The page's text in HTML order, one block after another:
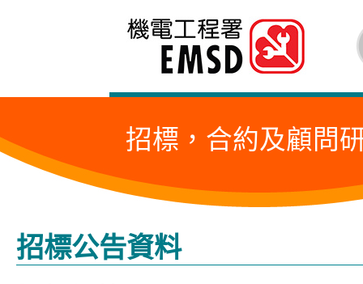
內
的
始
招標，合約及顧問
招標公告資料